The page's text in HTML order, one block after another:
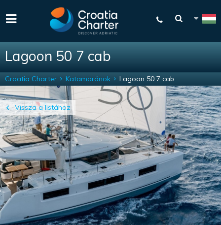
Lagoon 50 7 cab
Vissza a listához
Croatia Charter Katamaránok Lagoon 50 7 cab